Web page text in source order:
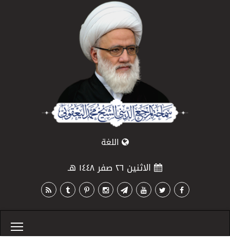
اللغة
الاثنين ٢٦ صفر ١٤٤٨ هـ